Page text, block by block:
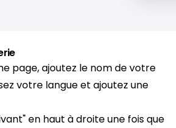
page, ajoutez le nom de votre
votre langue et ajoutez une
en haut à droite une fois que